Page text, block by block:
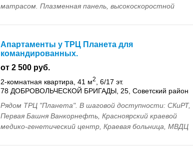
матрасом. Плазменная панель, высокоскоростной
Апартаменты у ТРЦ Планета для
командированных.
от 2 500 руб.
2-комнатная квартира, 41 м2
, 6/17 эт.
78 ДОБРОВОЛЬЧЕСКОЙ БРИГАДЫ, 25, Советский район
Рядом ТРЦ "Планета". В шаговой доступности: СКиРТ,
Первая Башня Ванкорнефть, Красноярский краевой
медико-генетический центр, Краевая больница, МВДЦ